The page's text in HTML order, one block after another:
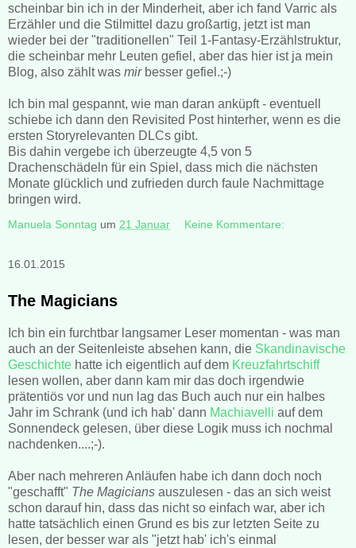
scheinbar bin ich in der Minderheit, aber ich fand Varric als
Erzähler und die Stilmittel dazu großartig, jetzt ist man
wieder bei der "traditionellen" Teil 1-Fantasy-Erzählstruktur,
die scheinbar mehr Leuten gefiel, aber das hier ist ja mein
Blog, also zählt was mir besser gefiel.;-)
Ich bin mal gespannt, wie man daran anküpft - eventuell
schiebe ich dann den Revisited Post hinterher, wenn es die
ersten Storyrelevanten DLCs gibt.
Bis dahin vergebe ich überzeugte 4,5 von 5
Drachenschädeln für ein Spiel, dass mich die nächsten
Monate glücklich und zufrieden durch faule Nachmittage
bringen wird.
Manuela Sonntag um 21 Januar Keine Kommentare:
16.01.2015
The Magicians
Ich bin ein furchtbar langsamer Leser momentan - was man
auch an der Seitenleiste absehen kann, die Skandinavische
Geschichte hatte ich eigentlich auf dem Kreuzfahrtschiff
lesen wollen, aber dann kam mir das doch irgendwie
prätentiös vor und nun lag das Buch auch nur ein halbes
Jahr im Schrank (und ich hab' dann Machiavelli auf dem
Sonnendeck gelesen, über diese Logik muss ich nochmal
nachdenken....;-).
Aber nach mehreren Anläufen habe ich dann doch noch
"geschafft" The Magicians auszulesen - das an sich weist
schon darauf hin, dass das nicht so einfach war, aber ich
hatte tatsächlich einen Grund es bis zur letzten Seite zu
lesen, der besser war als "jetzt hab' ich's einmal